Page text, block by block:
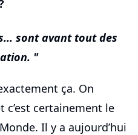
sont avant tout des
ça. On
c’est certainement le
Il y a aujourd’hui